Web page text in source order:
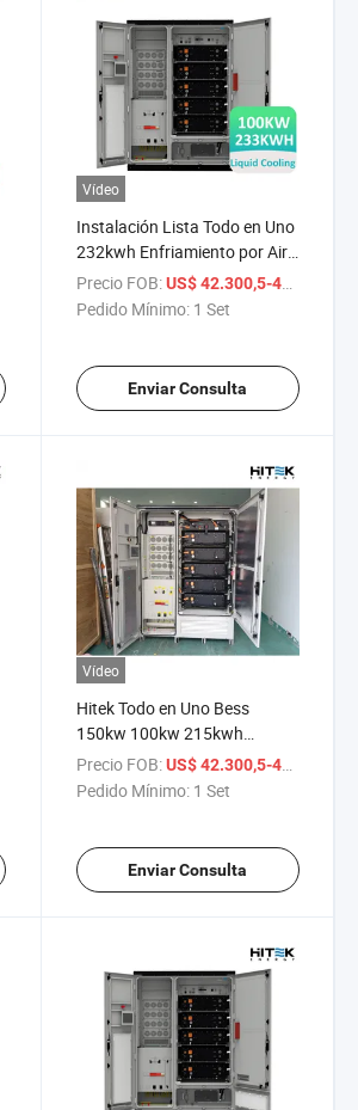
/ Set
Vídeo
Instalación Lista Todo en Uno
232kwh Enfriamiento por Aire
Enfriamiento por Líquido
LiFePO4 Batería IP65 Armario
100kw 200kw 232kwh
280kwh
Precio FOB: US$ 42.300,5-49.991,5
Pedido Mínimo: 1 Set
Enviar Consulta
/ Set
Vídeo
Hitek Todo en Uno Bess
150kw 100kw 215kwh
232kwh IP65 Exterior Ess
Solar Power Módulo de
Precio FOB: US$ 42.300,5-49.991,5
Pedido Mínimo: 1 Set
Enviar Consulta